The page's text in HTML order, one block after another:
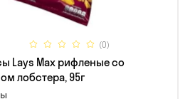
(0)
Lays Max рифленые со
лобстера, 95г